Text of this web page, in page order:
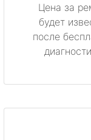
Цена за
будет
после